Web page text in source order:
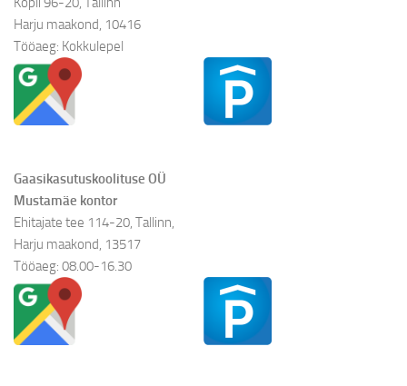
Harju maakond, 10416
Tööaeg: Kokkulepel
Gaasikasutuskoolituse OÜ
Mustamäe kontor
Ehitajate tee 114-20, Tallinn,
Harju maakond, 13517
Tööaeg: 08.00-16.30